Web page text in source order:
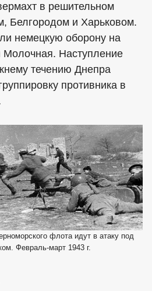
в решительном
Белгородом и Харьковом.
немецкую оборону на
Молочная. Наступление
течению Днепра
противника в
флота идут в атаку под
Февраль-март 1943 г.